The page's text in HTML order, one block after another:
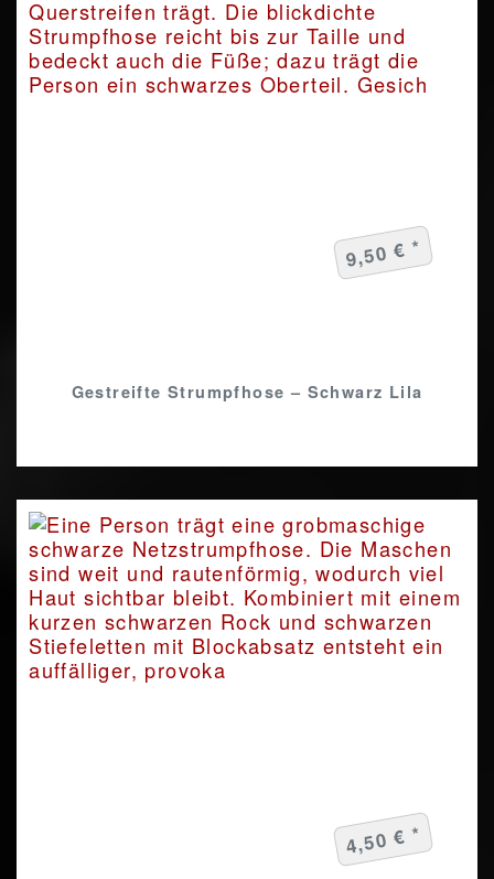
Gestreifte Strumpfhose – Schwarz Lila
9,50 € *
4,50 € *